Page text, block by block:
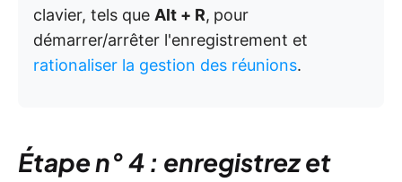
clavier, tels que Alt + R, pour
démarrer/arrêter l'enregistrement et
rationaliser la gestion des réunions.
Étape n° 4 : enregistrez et